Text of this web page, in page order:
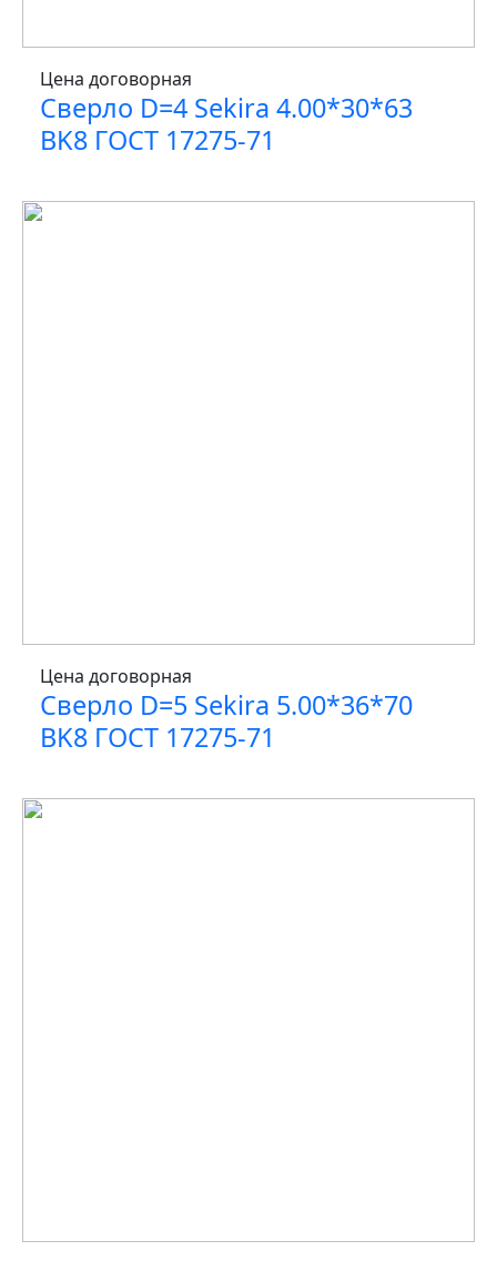
Цена договорная
Сверло D=4 Sekira 4.00*30*63
BK8 ГОСТ 17275-71
Цена договорная
Сверло D=5 Sekira 5.00*36*70
BK8 ГОСТ 17275-71